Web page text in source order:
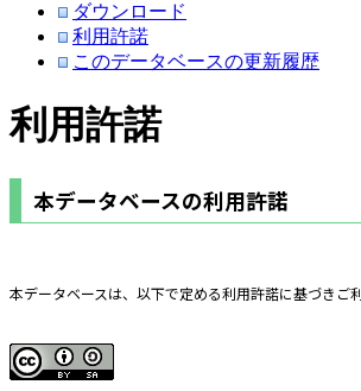
ダウンロード
利用許諾
このデータベースの更新履歴
利用許諾
本データベースの利用許諾
本データベースは、以下で定める利用許諾に基づきご